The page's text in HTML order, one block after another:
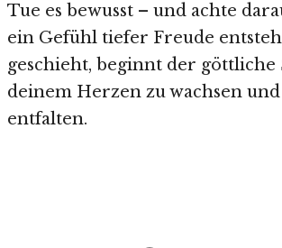
Tue es bewusst – und achte
ein Gefühl tiefer Freude
geschieht, beginnt der göttliche
deinem Herzen zu wachsen
entfalten.